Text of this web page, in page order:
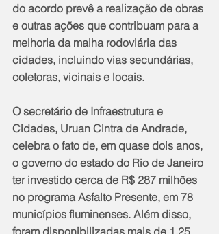
do acordo prevê a realização de obras
e outras ações que contribuam para a
melhoria da malha rodoviária das
cidades, incluindo vias secundárias,
coletoras, vicinais e locais.
O secretário de Infraestrutura e
Cidades, Uruan Cintra de Andrade,
celebra o fato de, em quase dois anos,
o governo do estado do Rio de Janeiro
ter investido cerca de R$ 287 milhões
no programa Asfalto Presente, em 78
municípios fluminenses. Além disso,
foram disponibilizadas mais de 1,25